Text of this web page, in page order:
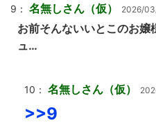
9： 名無しさん（仮） 2026/
お前そんないいとこのお
ュ…
10： 名無しさん（仮）
>>9